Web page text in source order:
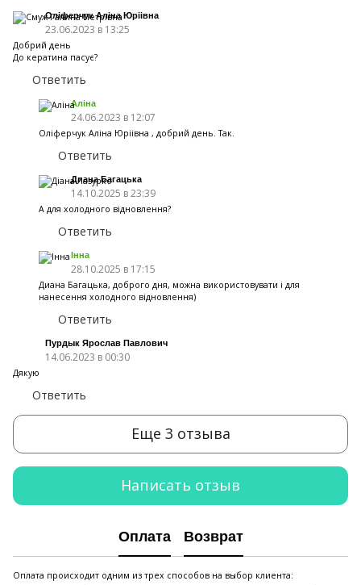
Оліферчук Аліна Юріівна
23.06.2023 в 13:25
Добрий день
До кератина пасує?
Ответить
Аліна
24.06.2023 в 12:07
Оліферчук Аліна Юріівна , добрий день. Так.
Ответить
Диана Багацька
14.10.2025 в 23:39
А для холодного відновлення?
Ответить
Інна
28.10.2025 в 17:15
Диана Багацька, доброго дня, можна використовувати і для
нанесення холодного відновлення)
Ответить
Пурдык Ярослав Павлович
14.06.2023 в 00:30
Дякую
Ответить
Еще 3 отзыва
Написать отзыв
Оплата Возврат
Оплата происходит одним из трех способов на выбор клиента: